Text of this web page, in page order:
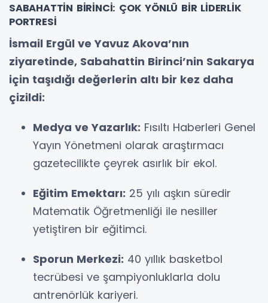
SABAHATTİN BİRİNCİ: ÇOK YÖNLÜ BİR LİDERLİK
PORTRESİ
İsmail Ergül ve Yavuz Akova’nın
ziyaretinde, Sabahattin Birinci’nin Sakarya
için taşıdığı değerlerin altı bir kez daha
çizildi:
Medya ve Yazarlık: Fısıltı Haberleri Genel
Yayın Yönetmeni olarak araştırmacı
gazetecilikte çeyrek asırlık bir ekol.
Eğitim Emektarı: 25 yılı aşkın süredir
Matematik Öğretmenliği ile nesiller
yetiştiren bir eğitimci.
Sporun Merkezi: 40 yıllık basketbol
tecrübesi ve şampiyonluklarla dolu
antrenörlük kariyeri.